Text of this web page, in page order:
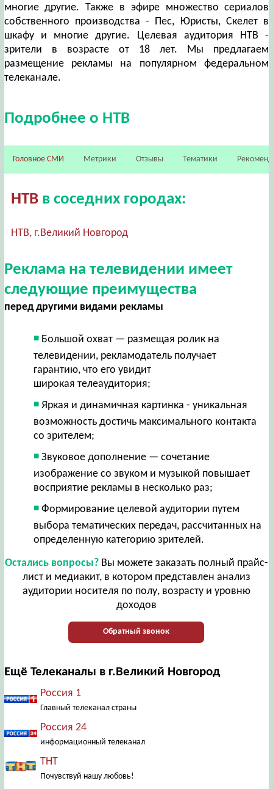
многие другие. Также в эфире множество сериалов
собственного производства - Пес, Юристы, Скелет в
шкафу и многие другие. Целевая аудитория НТВ -
зрители в возрасте от 18 лет. Мы предлагаем
размещение рекламы на популярном федеральном
телеканале.
Подробнее о НТВ
Головное СМИ Метрики Отзывы Тематики
НТВв соседних городах:
НТВ, г.Великий Новгород
Реклама на телевидении имеет
следующие преимущества
перед другими видами рекламы
Большой охват — размещая ролик на
телевидении, рекламодатель получает
гарантию, что его увидит
широкая телеаудитория;
Яркая и динамичная картинка - уникальная
возможность достичь максимального контакта
со зрителем;
Звуковое дополнение — сочетание
изображение со звуком и музыкой повышает
восприятие рекламы в несколько раз;
Формирование целевой аудитории путем
выбора тематических передач, рассчитанных на
определенную категорию зрителей.
Остались вопросы?Вы можете заказать полный прайс-
лист и медиакит, в котором представлен анализ
аудитории носителя по полу, возрасту и уровню
доходов
Обратный звонок
Ещё Телеканалы в г.Великий Новгород
Россия 1
Главный телеканал страны
Россия 24
информационный телеканал
ТНТ
Почувствуй нашу любовь!